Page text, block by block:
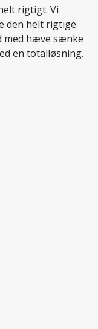
rigtigt. Vi
den helt rigtige
med hæve sænke
en totalløsning.